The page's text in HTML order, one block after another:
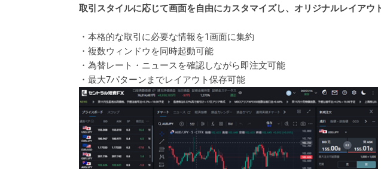
取引スタイルに応じて画面を自由にカスタマイズし、オリジナルレイアウ
・本格的な取引に必要な情報を1画面に集約
・複数ウィンドウを同時起動可能
・為替レート・ニュースを確認しながら即注文可能
・最大7パターンまでレイアウト保存可能